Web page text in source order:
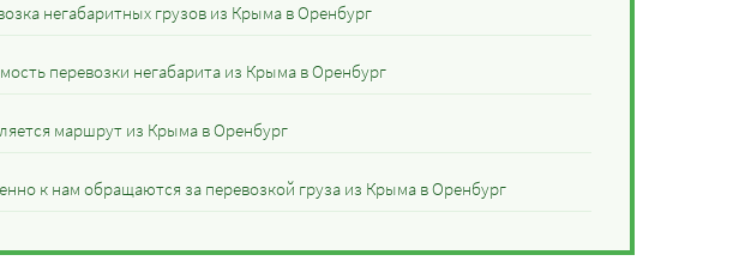
негабаритных грузов из Крыма в Оренбург
перевозки негабарита из Крыма в Оренбург
маршрут из Крыма в Оренбург
к нам обращаются за перевозкой груза из Крыма в Оренбург